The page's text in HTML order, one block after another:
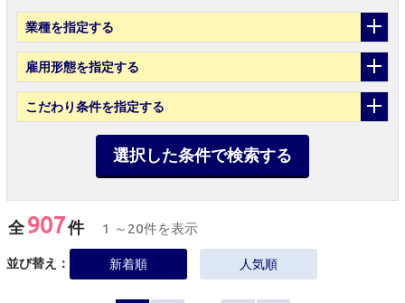
業種を指定する
雇用形態を指定する
こだわり条件を指定する
選択した条件で検索する
全907件 1 ～20件を表示
並び替え： 新着順 人気順